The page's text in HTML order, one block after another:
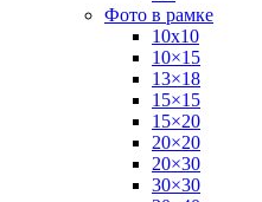
Фото в рамке
10х10
10×15
13×18
15×15
15×20
20×20
20×30
30×30